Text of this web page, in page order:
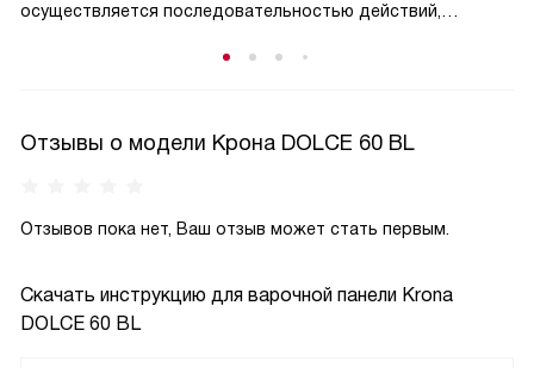
Скачать инструкцию для варочной панели Krona
DOLCE 60 BL
осуществляется последовательностью действий,
Отзывы о модели Крона DOLCE 60 BL
Отзывов пока нет, Ваш отзыв может стать первым.